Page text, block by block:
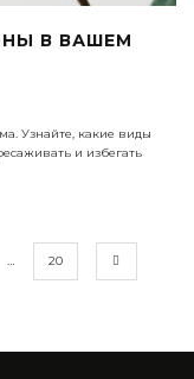
В ВАШЕМ
Узнайте, какие виды
и избегать
… 20